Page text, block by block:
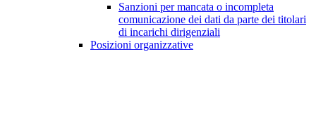
Sanzioni per mancata o incompleta
comunicazione dei dati da parte dei titolari
di incarichi dirigenziali
Posizioni organizzative